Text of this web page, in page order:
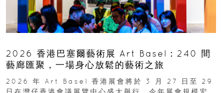
2026 香港巴塞爾藝術展 Art Basel：240 間
藝廊匯聚，一場身心放鬆的藝術之旅
2026 年 Art Basel 香港展會將於 3 月 27 日至 29
日在灣仔香港會議展覽中心盛大舉行。今年展會規模宏